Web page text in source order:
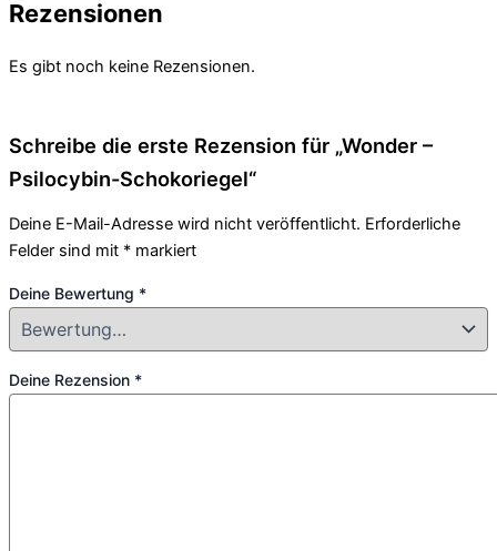
Rezensionen
Es gibt noch keine Rezensionen.
Schreibe die erste Rezension für „Wonder –
Psilocybin-Schokoriegel“
Deine E-Mail-Adresse wird nicht veröffentlicht. Erforderliche
Felder sind mit * markiert
Deine Bewertung *
Deine Rezension *